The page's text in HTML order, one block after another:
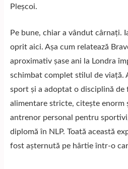
Pleșcoi.
Pe bune, chiar a vândut cârnați.
oprit aici. Așa cum relatează
aproximativ șase ani la Londra
schimbat complet stilul de viață.
sport și a adoptat o disciplină de
alimentare stricte, citește enorm
antrenor personal pentru
diplomă în NLP. Toată această
fost așternută pe hârtie într-o